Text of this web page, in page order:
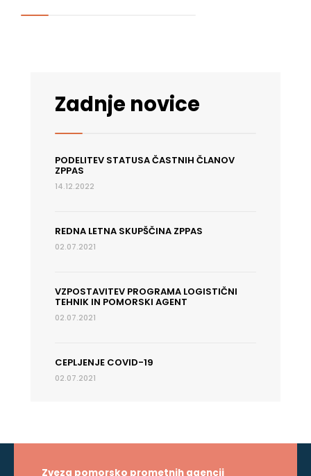
Zadnje novice
PODELITEV STATUSA ČASTNIH ČLANOV
ZPPAS
14.12.2022
REDNA LETNA SKUPŠČINA ZPPAS
02.07.2021
VZPOSTAVITEV PROGRAMA LOGISTIČNI
TEHNIK IN POMORSKI AGENT
02.07.2021
CEPLJENJE COVID-19
02.07.2021
Zveza pomorsko prometnih agencij